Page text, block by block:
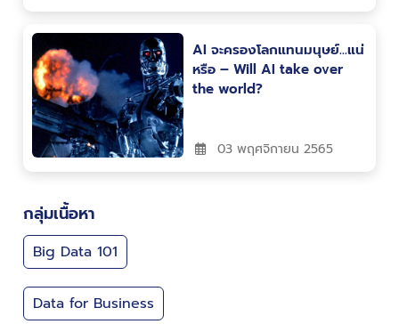
AI จะครองโลกแทนมนุษย์…แน่
หรือ – Will AI take over
the world?
03 พฤศจิกายน 2565
กลุ่มเนื้อหา
Big Data 101
Data for Business